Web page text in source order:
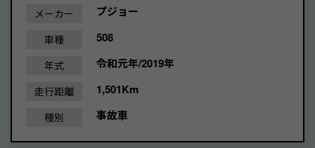
メーカー プジョー
車種 508
年式 令和元年/2019年
走行距離 1,501Km
種別 事故車